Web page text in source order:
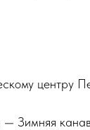
центру
Зимняя